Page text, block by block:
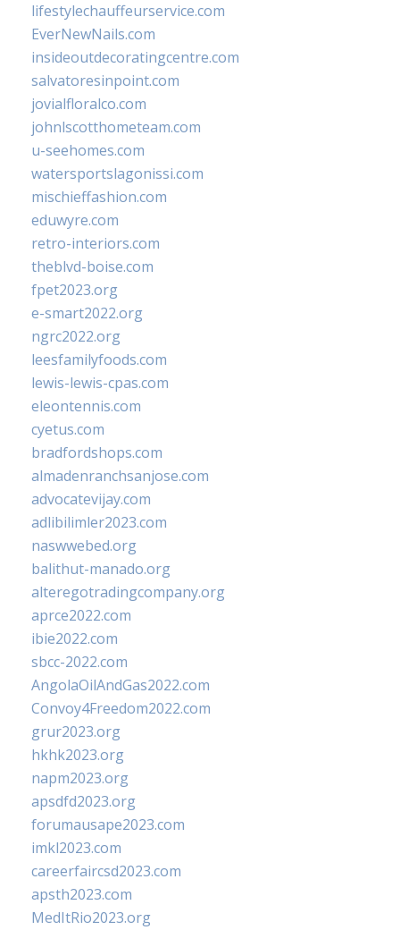
lifestylechauffeurservice.com
EverNewNails.com
insideoutdecoratingcentre.com
salvatoresinpoint.com
jovialfloralco.com
johnlscotthometeam.com
u-seehomes.com
watersportslagonissi.com
mischieffashion.com
eduwyre.com
retro-interiors.com
theblvd-boise.com
fpet2023.org
e-smart2022.org
ngrc2022.org
leesfamilyfoods.com
lewis-lewis-cpas.com
eleontennis.com
cyetus.com
bradfordshops.com
almadenranchsanjose.com
advocatevijay.com
adlibilimler2023.com
naswwebed.org
balithut-manado.org
alteregotradingcompany.org
aprce2022.com
ibie2022.com
sbcc-2022.com
AngolaOilAndGas2022.com
Convoy4Freedom2022.com
grur2023.org
hkhk2023.org
napm2023.org
apsdfd2023.org
forumausape2023.com
imkl2023.com
careerfaircsd2023.com
apsth2023.com
MedItRio2023.org